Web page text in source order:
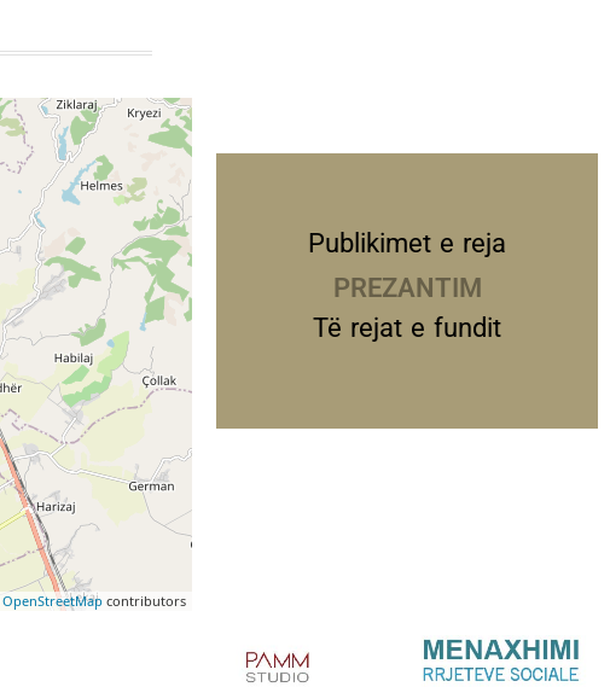
OpenStreetMap contributors
Publikimet e reja
PREZANTIME
Të rejat e fundit